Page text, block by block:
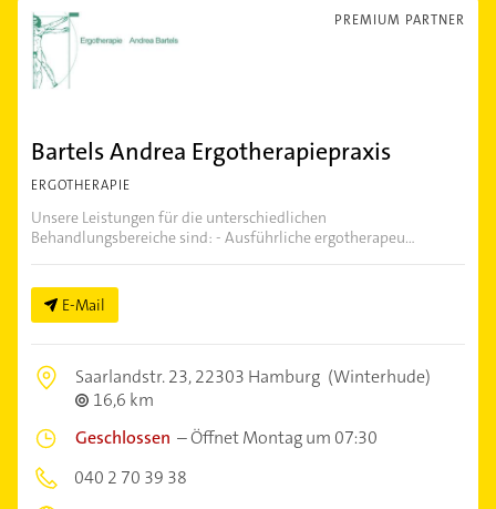
PREMIUM PARTNER
Bartels Andrea Ergotherapiepraxis
ERGOTHERAPIE
Unsere Leistungen für die unterschiedlichen
Behandlungsbereiche sind: - Ausführliche ergotherapeu...
E-Mail
Saarlandstr. 23,22303 Hamburg (Winterhude)
16,6 km
Geschlossen –Öffnet Montag um 07:30
040 2 70 39 38